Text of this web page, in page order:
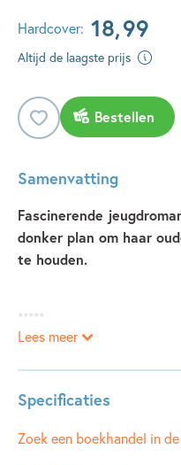
Hardcover: 18,99
Altijd de laagste prijs
Bestellen
Samenvatting
Fascinerende
donker plan om haar
te houden.
*****
‘Meesterlijk jeugdboek’
Vriendinnen zijn met Rifka
bereiken. Dat is denk ik
Lees meer
Specificaties
Leeftijdsindicatie: 12 -
Zoek een boekhandel in